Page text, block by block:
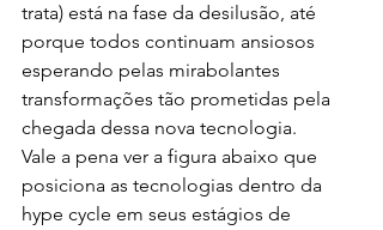
trata) está na fase da desilusão, até
porque todos continuam ansiosos
esperando pelas mirabolantes
transformações tão prometidas pela
chegada dessa nova tecnologia.
Vale a pena ver a figura abaixo que
posiciona as tecnologias dentro da
hype cycle em seus estágios de